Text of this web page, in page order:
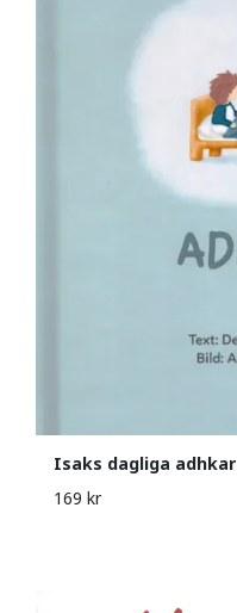
Isaks dagliga adhkar
169 kr